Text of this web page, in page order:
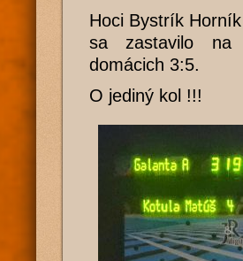
Hoci Bystrík
sa zastavilo na
domácich 3:5.
O jediný kol !!!